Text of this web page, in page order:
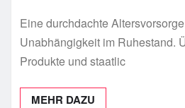
Eine durchdachte
Unabhängigkeit im Ruhestand.
Produkte und staatlic
MEHR DAZU